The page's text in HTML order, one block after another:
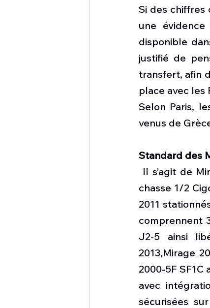
Si des chiffres
une
disponible
justifié de
transfert, afin
place avec les
Selon Paris,
venus de
Standard des
Il s’agit de
chasse 1/2
2011
comprennent
J2-5 ainsi
2013,Mirage
2000-5F SF1C
avec
sécurisées